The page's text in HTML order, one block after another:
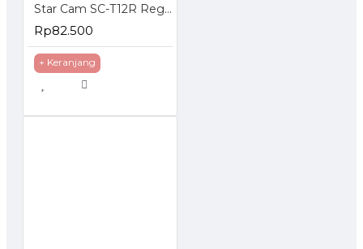
Star Cam SC-T12R Regulator Gas Tekanan Rendah
Rp82.500
+ Keranjang